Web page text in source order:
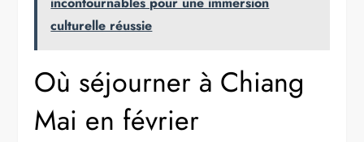
culturelle réussie
Où séjourner à Chiang
Mai en février